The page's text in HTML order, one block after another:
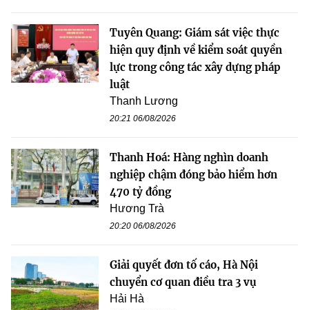
Tuyên Quang: Giám sát việc thực
hiện quy định về kiểm soát quyền
lực trong công tác xây dựng pháp
luật
Thanh Lương
20:21 06/08/2026
Thanh Hoá: Hàng nghìn doanh
nghiệp chậm đóng bảo hiểm hơn
470 tỷ đồng
Hương Trà
20:20 06/08/2026
Giải quyết đơn tố cáo, Hà Nội
chuyển cơ quan điều tra 3 vụ
Hải Hà